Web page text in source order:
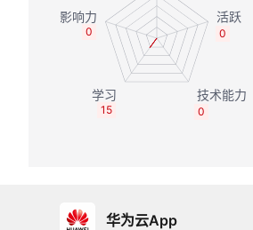
0
0
15
0
华为云App